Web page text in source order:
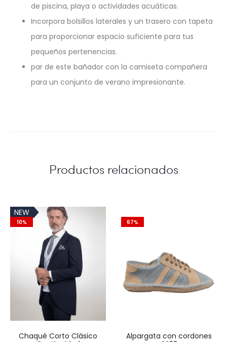
de piscina, playa o actividades acuáticas.
Incorpora bolsillos laterales y un trasero con tapeta
para proporcionar espacio suficiente para tus
pequeños pertenencias.
par de este bañador con la camiseta compañera
para un conjunto de verano impresionante.
Productos relacionados
NEW
10%
Chaqué Corto Clásico
67%
Alpargata con cordones